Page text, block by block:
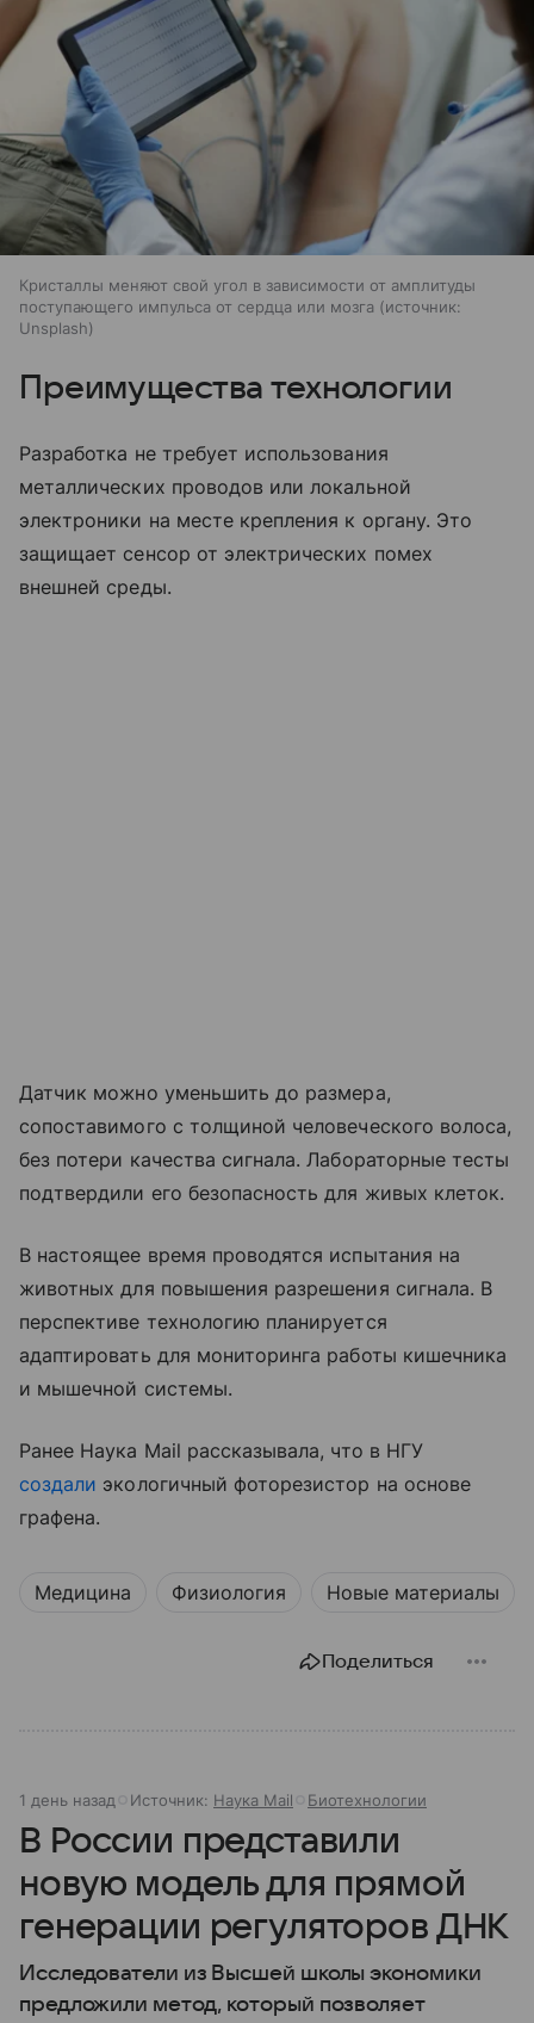
Кристаллы меняют свой угол в зависимости от амплитуды
поступающего импульса от сердца или мозга
источник:
Unsplash
Преимущества технологии
Разработка не требует использования
металлических проводов или локальной
электроники на месте крепления к органу. Это
защищает сенсор от электрических помех
внешней среды.
Датчик можно уменьшить до размера,
сопоставимого с толщиной человеческого волоса,
без потери качества сигнала. Лабораторные тесты
подтвердили его безопасность для живых клеток.
В настоящее время проводятся испытания на
животных для повышения разрешения сигнала. В
перспективе технологию планируется
адаптировать для мониторинга работы кишечника
и мышечной системы.
Ранее Наука Mail рассказывала, что в НГУ
создали экологичный фоторезистор на основе
графена.
Медицина Физиология Новые материалы
Поделиться
1 день назад Источник: Наука Mail Биотехнологии
В России представили
новую модель для прямой
генерации регуляторов ДНК
Исследователи из Высшей школы экономики
предложили метод, который позволяет